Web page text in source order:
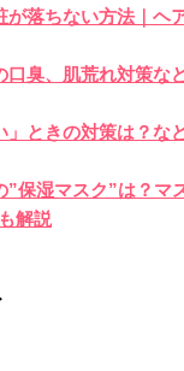
が落ちない方法｜ヘ
口臭、肌荒れ対策な
」ときの対策は？な
”保湿マスク”は？マ
解説